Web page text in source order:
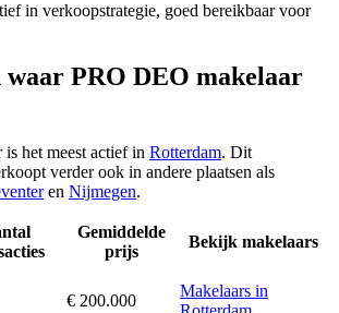
in verkoopstrategie, goed bereikbaar voor
waar PRO DEO makelaar
het meest actief in Rotterdam. Dit
verder ook in andere plaatsen als
en Nijmegen.
Gemiddelde
prijs
Bekijk makelaars
€ 200.000
Makelaars in